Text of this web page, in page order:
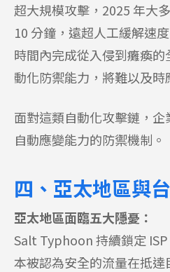
超大規模攻擊，2025 年大
10 分鐘，遠超人工緩解速
時間內完成從入侵到癱瘓
動化防禦能力，將難以及時
面對這類自動化攻擊鏈，
自動應變能力的防禦機制。
四、亞太地區與
亞太地區面臨五大隱憂：
Salt Typhoon 持續鎖定
本被認為安全的流量在抵達